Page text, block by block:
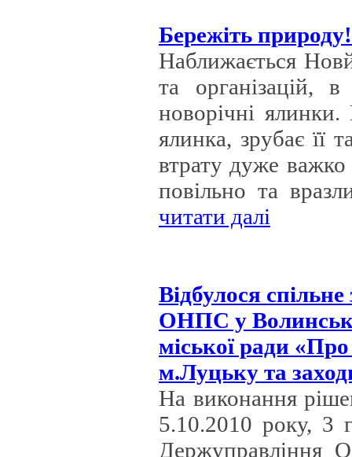
Бережіть природу!
Наближається
та організацій,
новорічні
ялинка, зрубає її
втрату дуже
повільно та
читати далі
Відбулося
ОНПС у
міської ради
м.Луцьку та
На виконання
5.10.2010 року, 3
Держуправління